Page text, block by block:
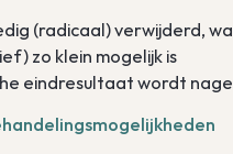
(radicaal) verwijderd,
zo klein mogelijk is
eindresultaat wordt